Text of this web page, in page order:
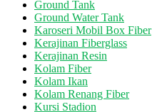
Ground Tank
Ground Water Tank
Karoseri Mobil Box Fiber
Kerajinan Fiberglass
Kerajinan Resin
Kolam Fiber
Kolam Ikan
Kolam Renang Fiber
Kursi Stadion